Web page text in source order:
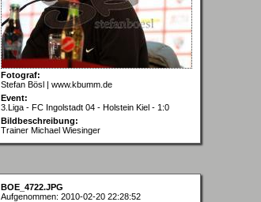
Fotograf:
Stefan Bösl | www.kbumm.de
Event:
3.Liga - FC Ingolstadt 04 - Holstein Kiel - 1:0
Bildbeschreibung:
Trainer Michael Wiesinger
BOE_4722.JPG
Aufgenommen: 2010-02-20 22:28:52